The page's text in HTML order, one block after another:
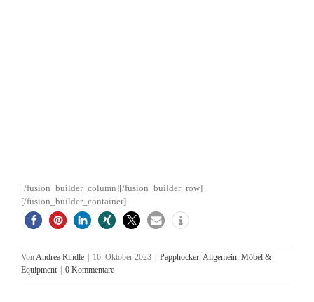
[/fusion_builder_column][/fusion_builder_row]
[/fusion_builder_container]
VonAndrea Rindle 16. Oktober 2023 Papphocker, Allgemein, Möbel &
Equipment
0 Kommentare